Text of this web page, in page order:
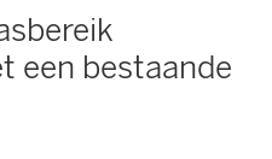
een bestaande